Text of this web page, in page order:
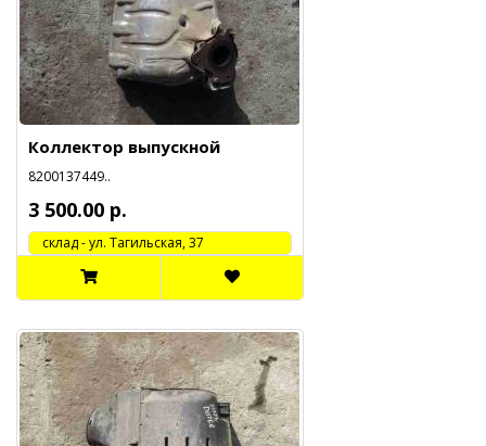
Коллектор выпускной
8200137449..
3 500.00 р.
cклад - ул. Тагильская, 37